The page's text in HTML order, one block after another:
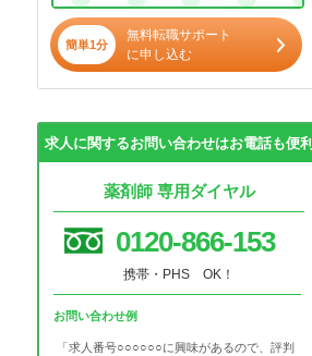
簡単1分
無料転職サポート
に申し込む
求人に関するお問い合わせはお電話も便利
薬剤師 専用ダイヤル
0120-866-153
携帯・PHS OK！
お問い合わせ例
「求人番号○○○○○○に興味があるので、評判